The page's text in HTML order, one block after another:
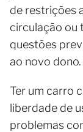
de restrições
circulação ou
questões
ao novo dono.
Ter um carro
liberdade de
problemas